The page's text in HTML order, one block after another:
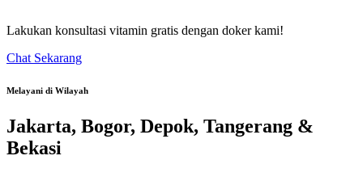
Lakukan konsultasi vitamin gratis dengan doker kami!
Chat Sekarang
Melayani di Wilayah
Jakarta, Bogor, Depok, Tangerang &
Bekasi